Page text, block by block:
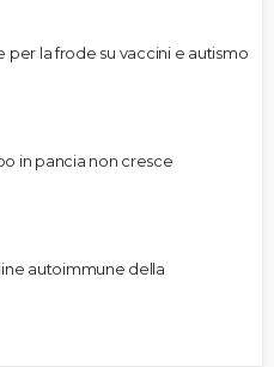
per la frode su vaccini e autismo
in pancia non cresce
autoimmune della